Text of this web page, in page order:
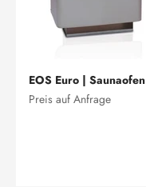
EOS Euro | Saunaofen
Preis auf Anfrage